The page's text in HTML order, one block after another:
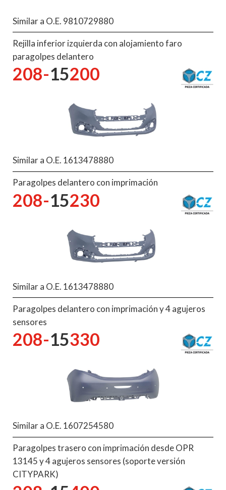
Similar a O.E. 9810729880
Rejilla inferior izquierda con alojamiento faro
paragolpes delantero
208-15200
Similar a O.E. 1613478880
Paragolpes delantero con imprimación
208-15230
Similar a O.E. 1613478880
Paragolpes delantero con imprimación y 4 agujeros
sensores
208-15330
Similar a O.E. 1607254580
Paragolpes trasero con imprimación desde OPR
13145 y 4 agujeros sensores (soporte versión
CITYPARK)